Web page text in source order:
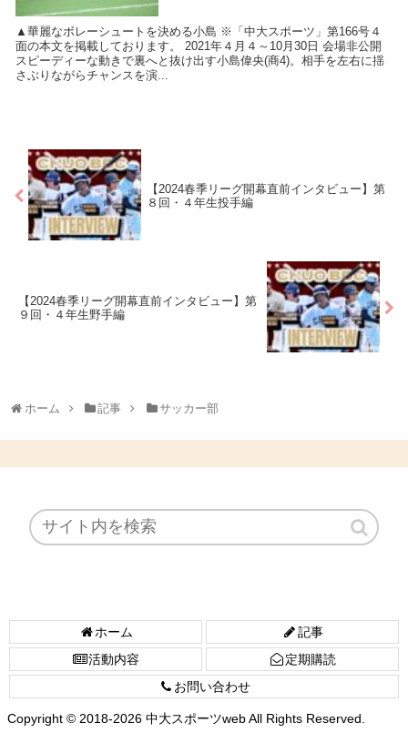
▲華麗なボレーシュートを決める小島 ※「中大スポーツ」第166号４
面の本文を掲載しております。 2021年４月４～10月30日 会場非公開
スピーディーな動きで裏へと抜け出す小島偉央(商4)。相手を左右に揺
さぶりながらチャンスを演...
【2024春季リーグ開幕直前インタビュー】第
８回・４年生投手編
【2024春季リーグ開幕直前インタビュー】第
９回・４年生野手編
ホーム 記事 サッカー部
ホーム
記事
活動内容
定期購読
お問い合わせ
Copyright © 2018-2026 中大スポーツweb All Rights Reserved.